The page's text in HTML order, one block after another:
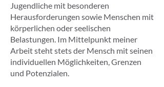
Jugendliche mit besonderen
Herausforderungen sowie Menschen mit
körperlichen oder seelischen
Belastungen. Im Mittelpunkt meiner
Arbeit steht stets der Mensch mit seinen
individuellen Möglichkeiten, Grenzen
und Potenzialen.